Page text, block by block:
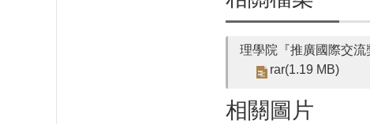
理學院『推廣國際交
rar(1.19 MB)
相關圖片